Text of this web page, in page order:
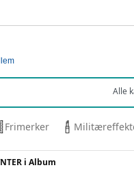
Frimerker
i Album